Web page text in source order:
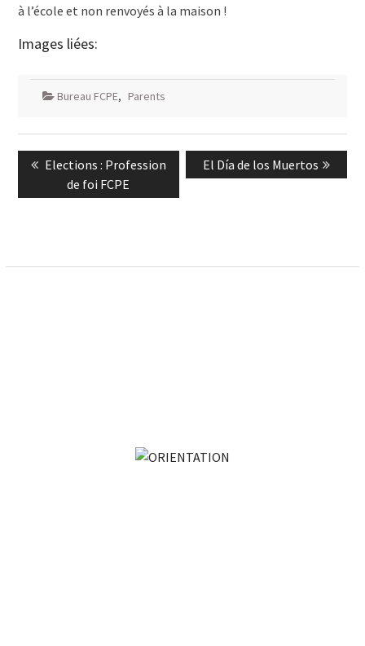
à l’école et non renvoyés à la maison !
Images liées:
Bureau FCPE, Parents
Navigation
de
l’article
Previous
post:
Elections : Profession
de foi FCPE
Next
post:
El Día de los Muertos